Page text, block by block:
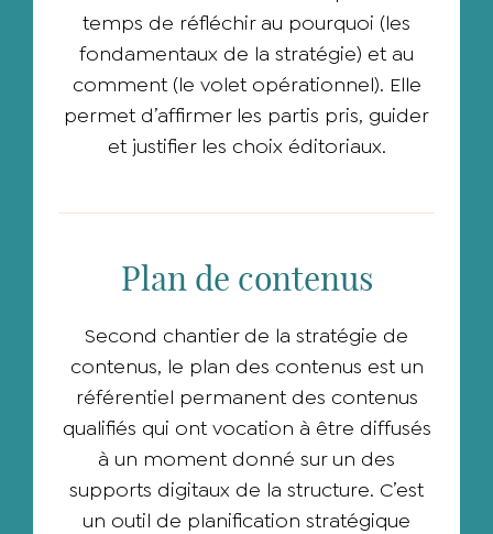
temps de réfléchir au pourquoi (les
fondamentaux de la stratégie) et au
comment (le volet opérationnel). Elle
permet d’affirmer les partis pris, guider
et justifier les choix éditoriaux.
Plan de contenus
Second chantier de la stratégie de
contenus, le plan des contenus est un
référentiel permanent des contenus
qualifiés qui ont vocation à être diffusés
à un moment donné sur un des
supports digitaux de la structure. C’est
un outil de planification stratégique